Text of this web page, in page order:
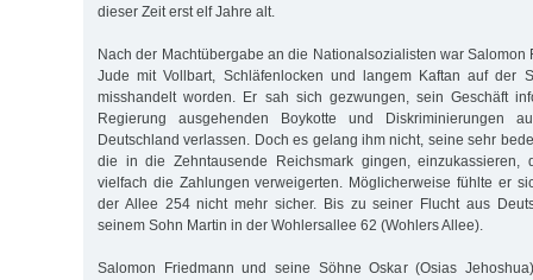
dieser Zeit erst elf Jahre alt.
Nach der Machtübergabe an die Nationalsozialisten war Salomon
Jude mit Vollbart, Schläfenlocken und langem Kaftan auf der
misshandelt worden. Er sah sich gezwungen, sein Geschäft
Regierung ausgehenden Boykotte und Diskriminierungen
Deutschland verlassen. Doch es gelang ihm nicht, seine sehr
die in die Zehntausende Reichsmark gingen, einzukassieren,
vielfach die Zahlungen verweigerten. Möglicherweise fühlte er
der Allee 254 nicht mehr sicher. Bis zu seiner Flucht aus
seinem Sohn Martin in der Wohlersallee 62 (Wohlers Allee).
Salomon Friedmann und seine Söhne Oskar (Osias